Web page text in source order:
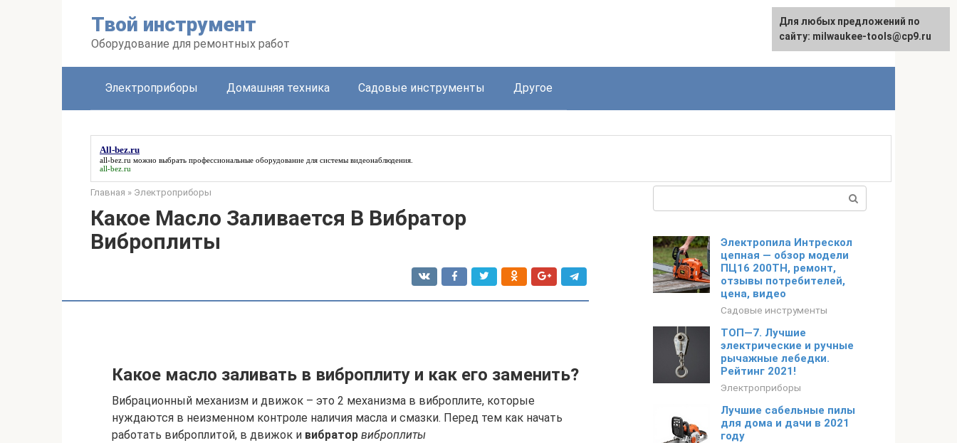
Твой инструмент
Оборудование для ремонтных работ
English
Электроприборы Домашняя техника Садовые инструменты Другое
All-bez.ru
all-bez.ru можно выбрать профессиональные оборудование для системы видеонаблюдения.
all-bez.ru
Главная » Электроприборы
Какое Масло Заливается В Вибратор
Виброплиты
Какое масло заливать в виброплиту и как его заменить?
Вибрационный механизм и движок – это 2 механизма в виброплите, которые
нуждаются в неизменном контроле наличия масла и смазки. Перед тем как начать
работать виброплитой, в движок и вибратор виброплиты
Электропила Интрескол
цепная — обзор модели
ПЦ16 200ТН, ремонт,
отзывы потребителей,
цена, видео
Садовые инструменты
ТОП—7. Лучшие
электрические и ручные
рычажные лебедки.
Рейтинг 2021!
Электроприборы
Лучшие сабельные пилы
для дома и дачи в 2021
году
Для любых предложений по
сайту: milwaukee-tools@cp9.ru